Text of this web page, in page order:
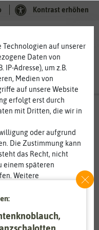
Kontrast erhöhen
-
damit alles passt
die Anzucht von Samen
Die kleinen
und ermöglichen
Das ist besonders bei
haben, vorteilhaft.
Sie das Gewächshaus
für die Pflanzen
Technologien auf unserer
Daten von
IP-Adresse), um z.B.
Medien von
auf unsere Website
erfolgt erst durch
mit Dritten, die wir in
oder aufgrund
Die Zustimmung kann
das Recht, nicht
einem späteren
Weitere
Daten und
Daten­schutz­erklärung